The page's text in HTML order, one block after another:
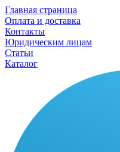
Главная страница
Оплата и доставка
Контакты
Юридическим лицам
Статьи
Каталог